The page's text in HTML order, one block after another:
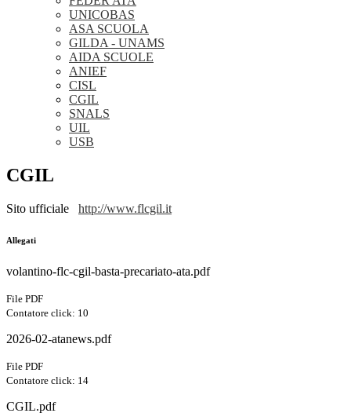
UNICOBAS
ASA SCUOLA
GILDA - UNAMS
AIDA SCUOLE
ANIEF
CISL
CGIL
SNALS
UIL
USB
CGIL
Sito ufficiale http://www.flcgil.it
Allegati
volantino-flc-cgil-basta-precariato-ata.pdf
File PDF
Contatore click: 10
2026-02-atanews.pdf
File PDF
Contatore click: 14
CGIL.pdf